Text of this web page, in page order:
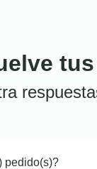
pedido(s)?